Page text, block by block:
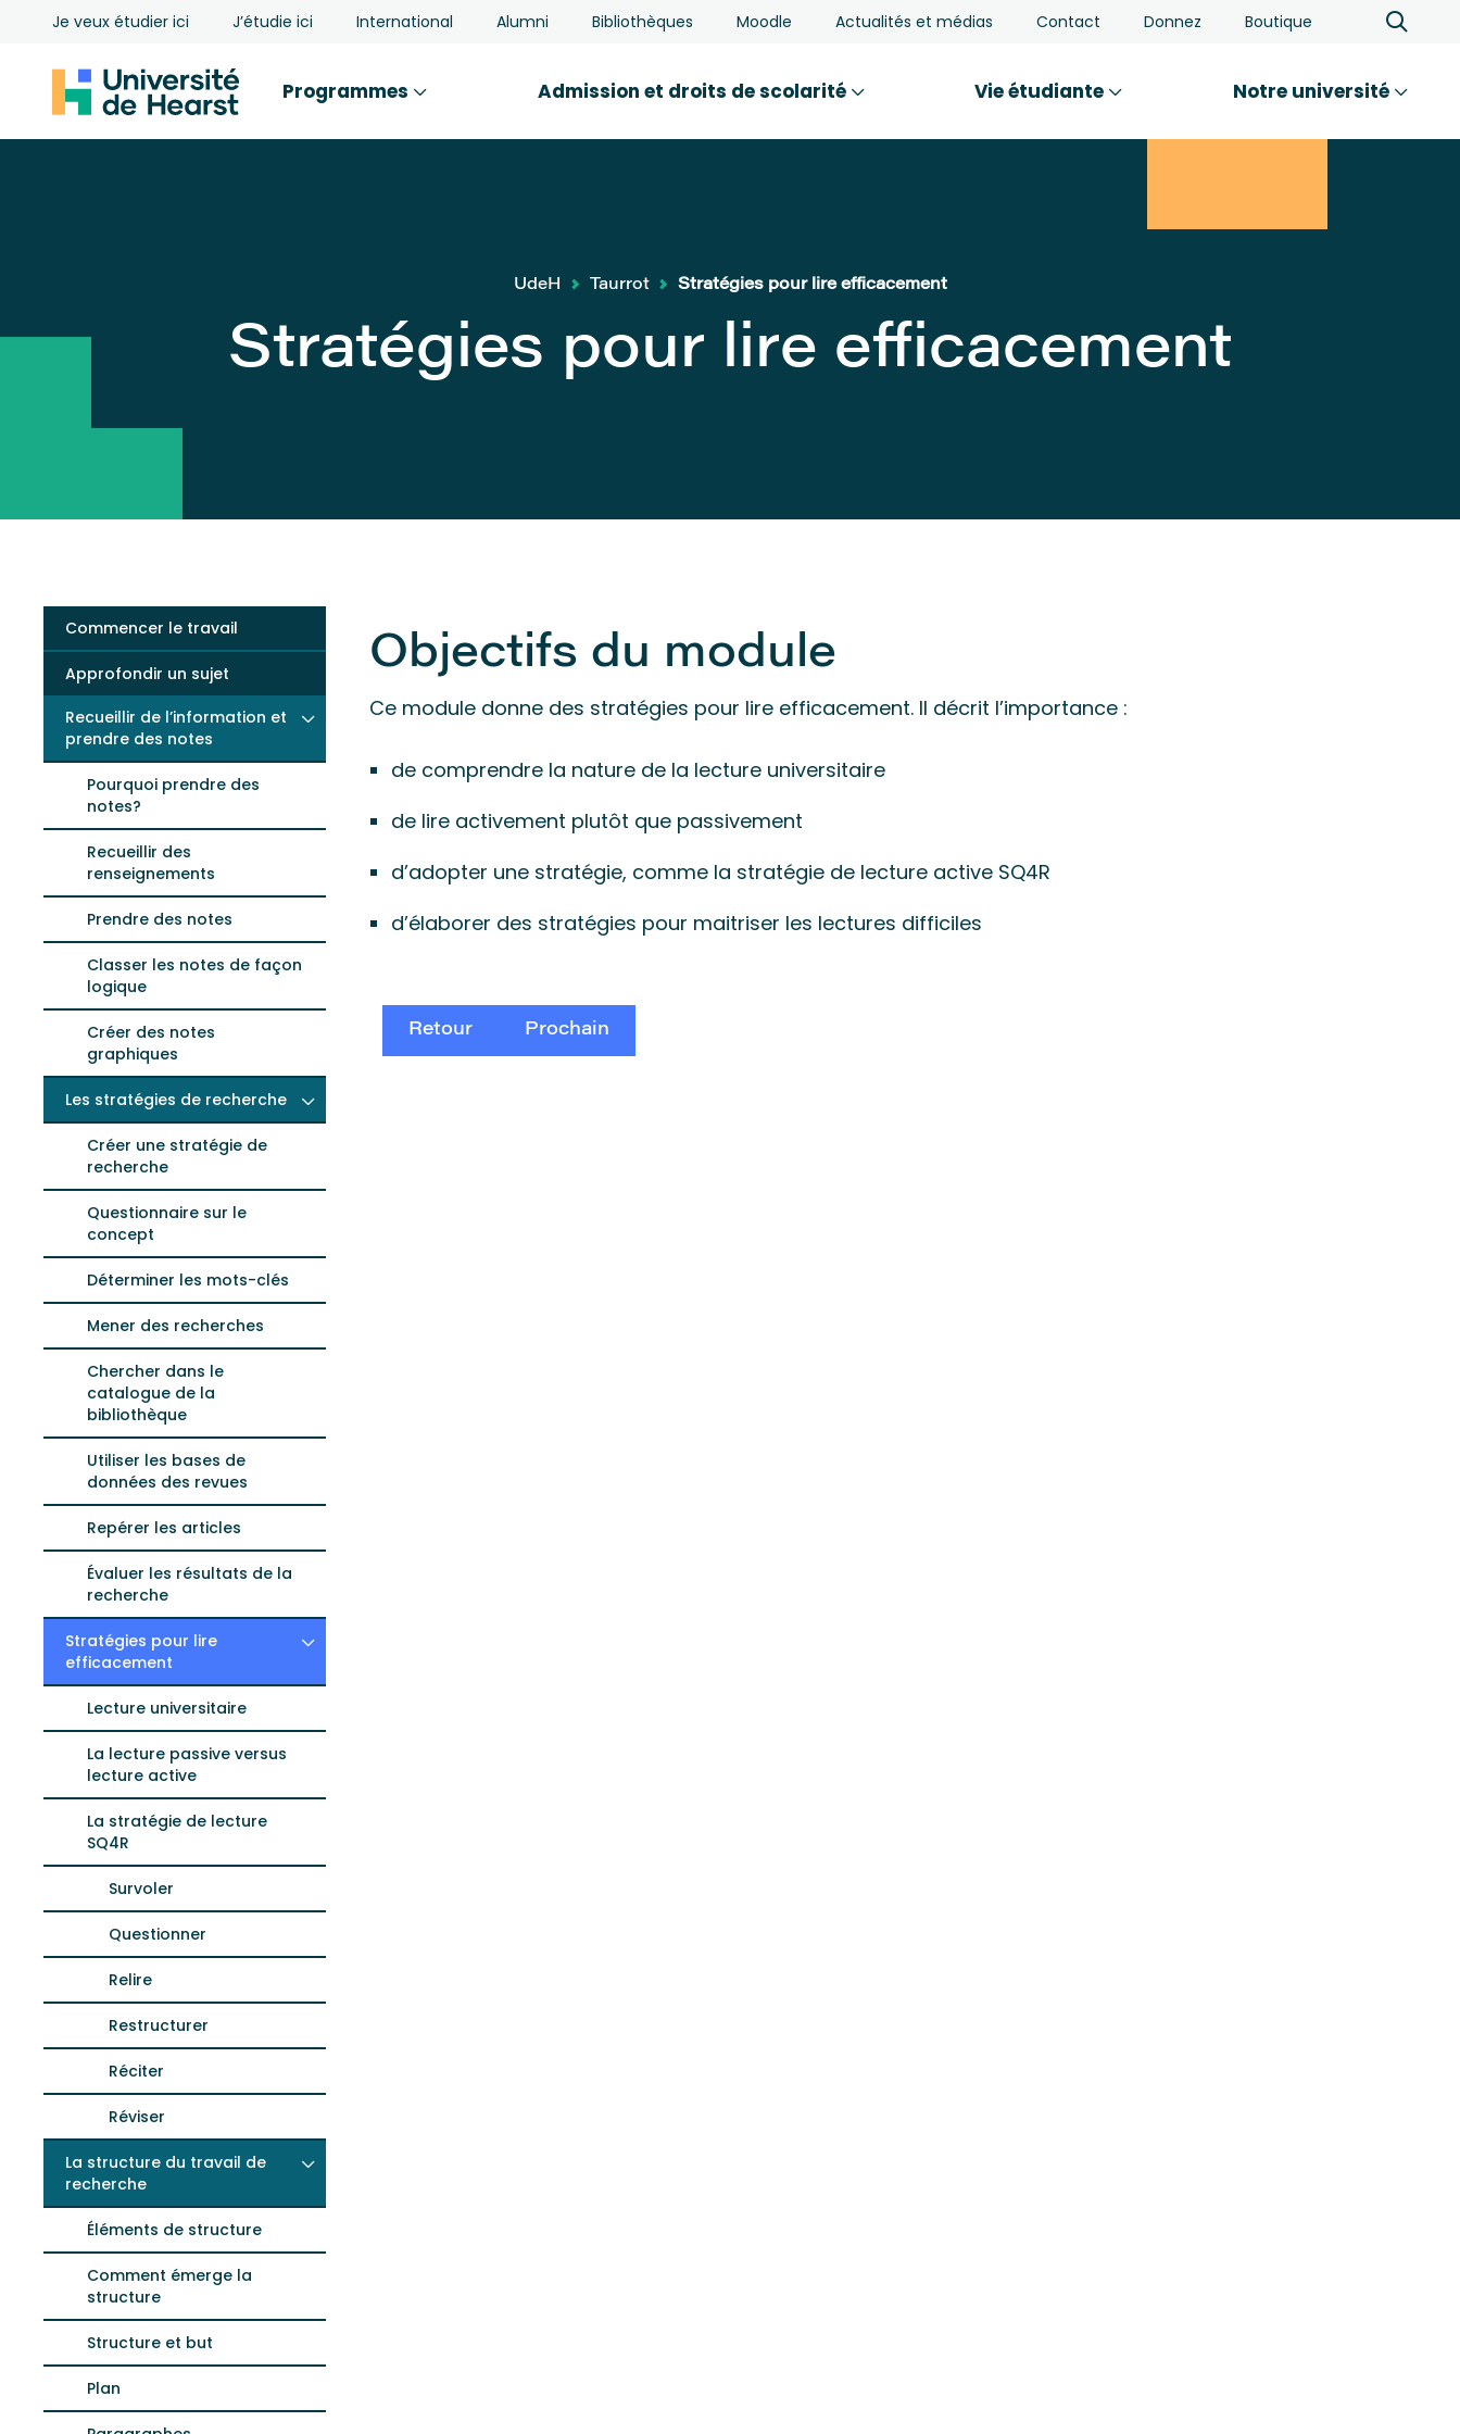
Je veux étudier ici J’étudie ici International Alumni Bibliothèques Moodle Actualités et médias Contact Donnez Boutique
Programmes Admission et droits de scolarité Vie étudiante Notre université
Stratégies pour lire efficacement
UdeH Taurrot Stratégies pour lire efficacement
Commencer le travail
Approfondir un sujet
Recueillir de l’information et
prendre des notes
Pourquoi prendre des
notes?
Recueillir des
renseignements
Prendre des notes
Classer les notes de façon
logique
Créer des notes
graphiques
Les stratégies de recherche
Créer une stratégie de
recherche
Questionnaire sur le
concept
Déterminer les mots-clés
Mener des recherches
Chercher dans le
catalogue de la
bibliothèque
Utiliser les bases de
données des revues
Repérer les articles
Évaluer les résultats de la
recherche
Stratégies pour lire
efficacement
Lecture universitaire
La lecture passive versus
lecture active
La stratégie de lecture
SQ4R
Survoler
Questionner
Relire
Restructurer
Réciter
Réviser
La structure du travail de
recherche
Éléments de structure
Comment émerge la
structure
Structure et but
Plan
Objectifs du module
Ce module donne des stratégies pour lire efficacement. Il décrit l’importance :
de comprendre la nature de la lecture universitaire
de lire activement plutôt que passivement
d’adopter une stratégie, comme la stratégie de lecture active SQ4R
d’élaborer des stratégies pour maitriser les lectures difficiles
Retour Prochain